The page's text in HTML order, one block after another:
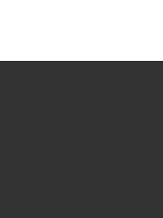
სიმძლავრის მიწოდება USB-